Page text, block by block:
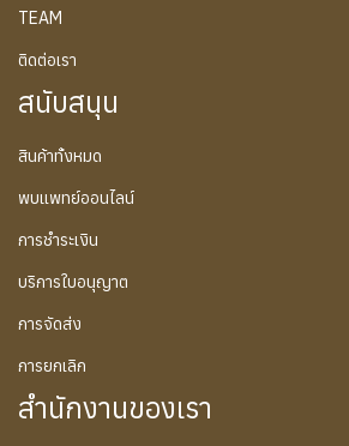
TEAM
ติดต่อเรา
สนับสนุน
สินค้าทั้งหมด
พบแพทย์ออนไลน์
การชำระเงิน
บริการใบอนุญาต
การจัดส่ง
การยกเลิก
สำนักงานของเรา